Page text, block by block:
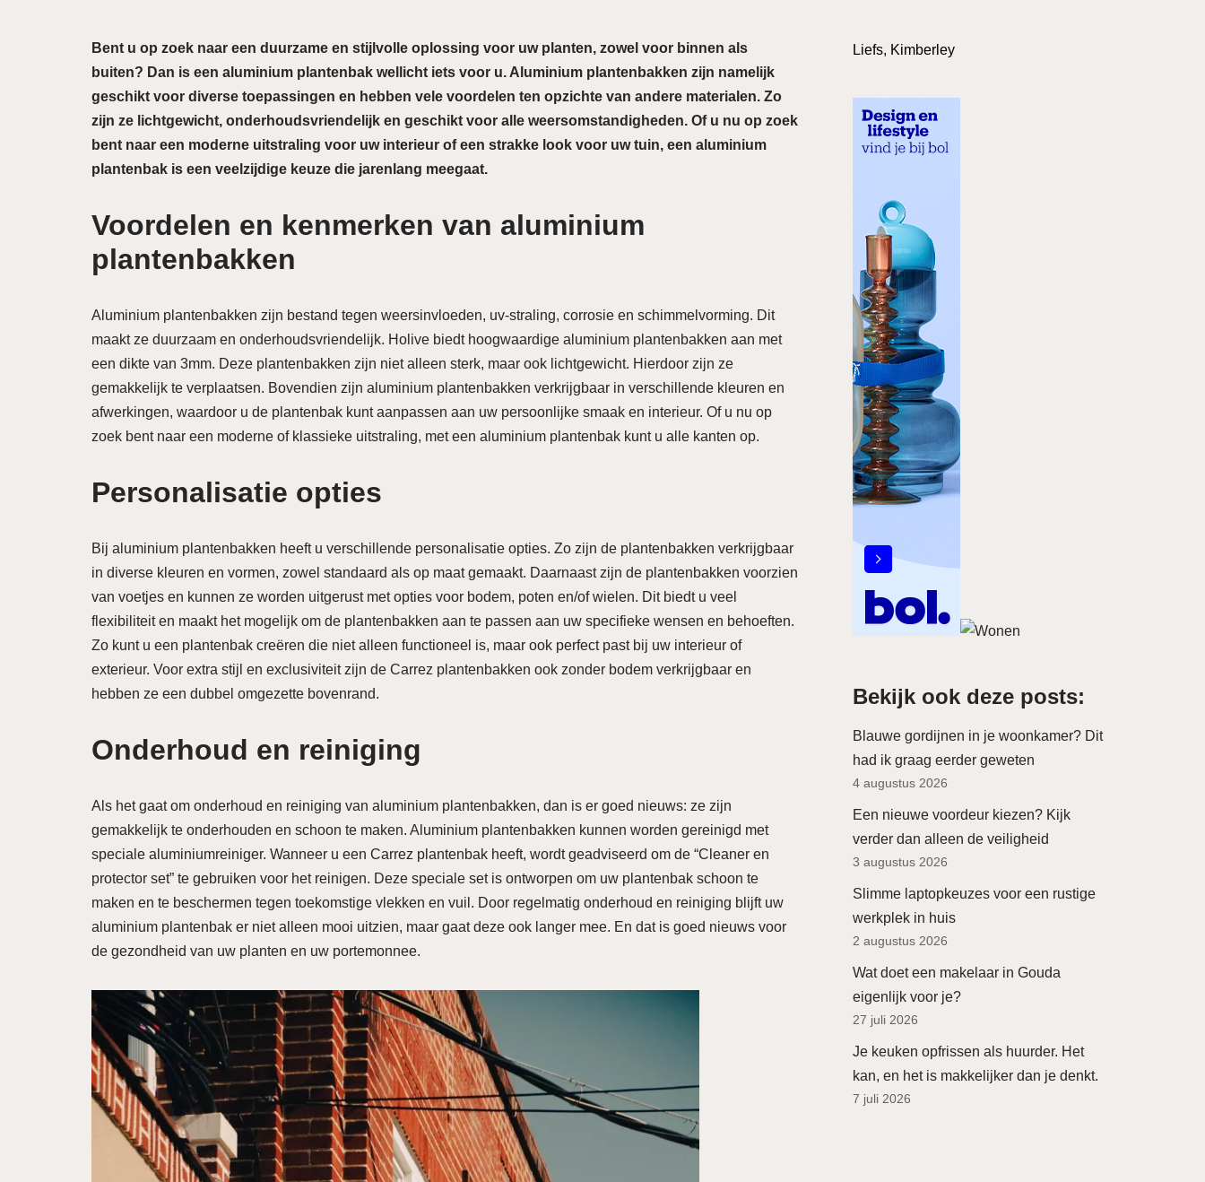
Bent u op zoek naar een duurzame en stijlvolle oplossing voor uw planten, zowel voor binnen als
buiten? Dan is een aluminium plantenbak wellicht iets voor u. Aluminium plantenbakken zijn namelijk
geschikt voor diverse toepassingen en hebben vele voordelen ten opzichte van andere materialen. Zo
zijn ze lichtgewicht, onderhoudsvriendelijk en geschikt voor alle weersomstandigheden. Of u nu op zoek
bent naar een moderne uitstraling voor uw interieur of een strakke look voor uw tuin, een aluminium
plantenbak is een veelzijdige keuze die jarenlang meegaat.
Voordelen en kenmerken van aluminium
plantenbakken
Aluminium plantenbakken zijn bestand tegen weersinvloeden, uv-straling, corrosie en schimmelvorming. Dit
maakt ze duurzaam en onderhoudsvriendelijk. Holive biedt hoogwaardige aluminium plantenbakken aan met
een dikte van 3mm. Deze plantenbakken zijn niet alleen sterk, maar ook lichtgewicht. Hierdoor zijn ze
gemakkelijk te verplaatsen. Bovendien zijn aluminium plantenbakken verkrijgbaar in verschillende kleuren en
afwerkingen, waardoor u de plantenbak kunt aanpassen aan uw persoonlijke smaak en interieur. Of u nu op
zoek bent naar een moderne of klassieke uitstraling, met een aluminium plantenbak kunt u alle kanten op.
Personalisatie opties
Bij aluminium plantenbakken heeft u verschillende personalisatie opties. Zo zijn de plantenbakken verkrijgbaar
in diverse kleuren en vormen, zowel standaard als op maat gemaakt. Daarnaast zijn de plantenbakken voorzien
van voetjes en kunnen ze worden uitgerust met opties voor bodem, poten en/of wielen. Dit biedt u veel
flexibiliteit en maakt het mogelijk om de plantenbakken aan te passen aan uw specifieke wensen en behoeften.
Zo kunt u een plantenbak creëren die niet alleen functioneel is, maar ook perfect past bij uw interieur of
exterieur. Voor extra stijl en exclusiviteit zijn de Carrez plantenbakken ook zonder bodem verkrijgbaar en
hebben ze een dubbel omgezette bovenrand.
Onderhoud en reiniging
Als het gaat om onderhoud en reiniging van aluminium plantenbakken, dan is er goed nieuws: ze zijn
gemakkelijk te onderhouden en schoon te maken. Aluminium plantenbakken kunnen worden gereinigd met
speciale aluminiumreiniger. Wanneer u een Carrez plantenbak heeft, wordt geadviseerd om de “Cleaner en
protector set” te gebruiken voor het reinigen. Deze speciale set is ontworpen om uw plantenbak schoon te
maken en te beschermen tegen toekomstige vlekken en vuil. Door regelmatig onderhoud en reiniging blijft uw
aluminium plantenbak er niet alleen mooi uitzien, maar gaat deze ook langer mee. En dat is goed nieuws voor
de gezondheid van uw planten en uw portemonnee.
Liefs, Kimberley
Bekijk ook deze posts:
Blauwe gordijnen in je woonkamer? Dit
had ik graag eerder geweten
4 augustus 2026
Een nieuwe voordeur kiezen? Kijk
verder dan alleen de veiligheid
3 augustus 2026
Slimme laptopkeuzes voor een rustige
werkplek in huis
2 augustus 2026
Wat doet een makelaar in Gouda
eigenlijk voor je?
27 juli 2026
Je keuken opfrissen als huurder. Het
kan, en het is makkelijker dan je denkt.
7 juli 2026